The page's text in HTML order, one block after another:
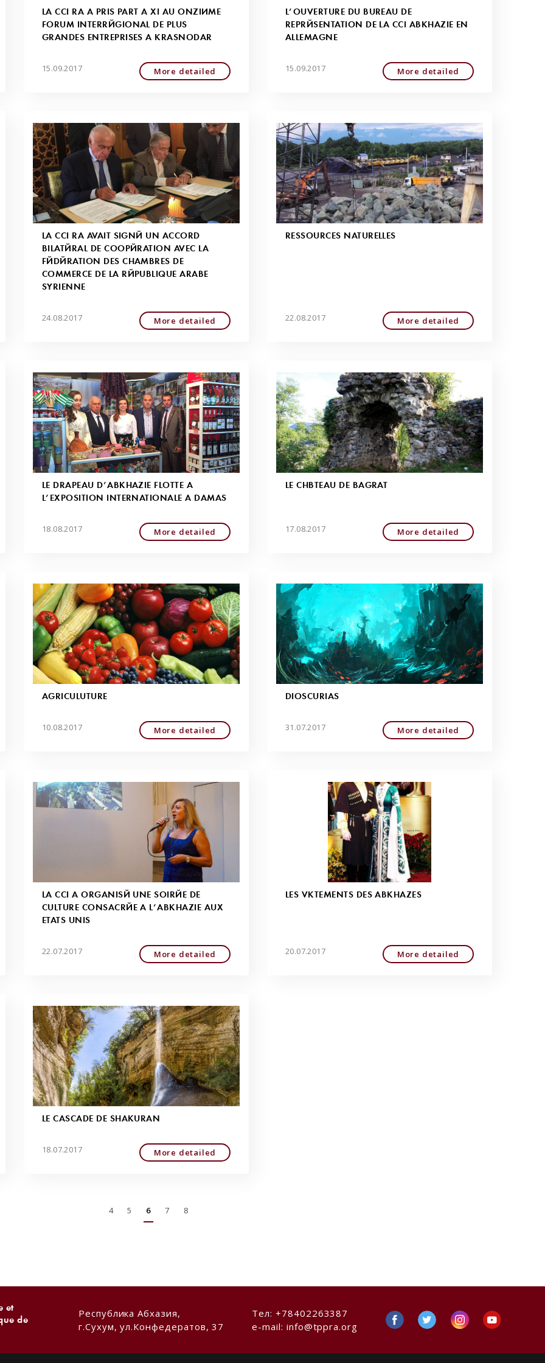
LA CCI RA A PRIS PART À XI AU ONZIÈME
FORUM INTERRÉGIONAL DE PLUS
GRANDES ENTREPRISES À KRASNODAR
15.09.2017 More detailed
L’OUVERTURE DU BUREAU DE
REPRÉSENTATION DE LA CCI ABKHAZIE EN
ALLEMAGNE
15.09.2017 More detailed
LA CCI RA AVAIT SIGNÉ UN ACCORD
BILATÉRAL DE COOPÉRATION AVEC LA
FÉDÉRATION DES CHAMBRES DE
COMMERCE DE LA RÉPUBLIQUE ARABE
SYRIENNE
24.08.2017 More detailed
RESSOURCES NATURELLES
22.08.2017 More detailed
LE DRAPEAU D’ABKHAZIE FLOTTE À
L’EXPOSITION INTERNATIONALE À DAMAS
18.08.2017 More detailed
LE CHÂTEAU DE BAGRAT
17.08.2017 More detailed
AGRICULUTURE
10.08.2017 More detailed
DIOSCURIAS
31.07.2017 More detailed
LA CCI A ORGANISÉ UNE SOIRÉE DE
CULTURE CONSACRÉE À L’ABKHAZIE AUX
ETATS UNIS
22.07.2017 More detailed
LES VÊTEMENTS DES ABKHAZES
20.07.2017 More detailed
LE CASCADE DE SHAKURAN
18.07.2017 More detailed
4 5 6 7 8
et
de
Республика Абхазия,
г.Сухум, ул.Конфедератов, 37
Тел: +78402263387
e-mail: info@tppra.org